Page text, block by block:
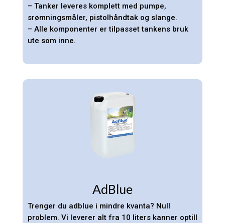
– Tanker leveres komplett med pumpe,
srømningsmåler, pistolhåndtak og slange.
– Alle komponenter er tilpasset tankens bruk
ute som inne.
AdBlue
Trenger du adblue i mindre kvanta? Null
problem. Vi leverer alt fra 10 liters kanner optill